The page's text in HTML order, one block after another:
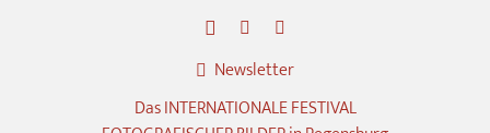
Newsletter
Das INTERNATIONALE FESTIVAL